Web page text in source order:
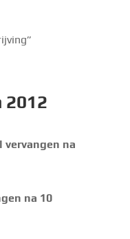
2012
na
na 10